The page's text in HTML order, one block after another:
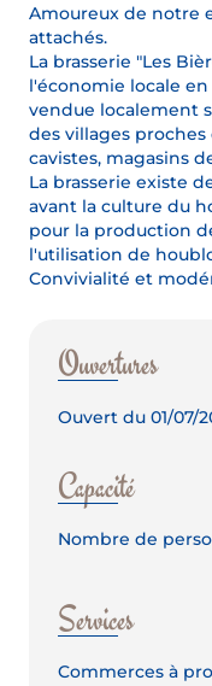
Amoureux de notre
attachés.
La brasserie "Les
l'économie locale
vendue localement
des villages proches
cavistes, magasins
La brasserie existe
avant la culture du
pour la production
l'utilisation de
Convivialité et
Ouvertures
Ouvert du 01/07/
Capacité
Nombre de
Services
Commerces à